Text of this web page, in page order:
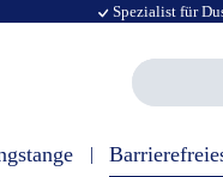
Spezialist für